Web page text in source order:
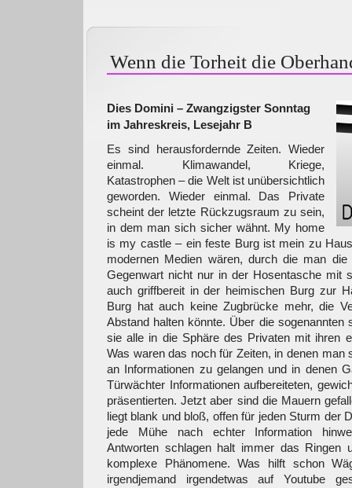
Wenn die Torheit die
Dies Domini – Zwangzigster Sonntag
im Jahreskreis, Lesejahr B
Es sind herausfordernde Zeiten. Wieder
einmal. Klimawandel, Kriege,
Katastrophen – die Welt ist unübersichtlich
geworden. Wieder einmal. Das Private
scheint der letzte Rückzugsraum zu sein,
in dem man sich sicher wähnt. My home
is my castle – ein feste Burg ist mein zu
modernen Medien wären, durch die man die
Gegenwart nicht nur in der Hosentasche mit
auch griffbereit in der heimischen Burg zur
Burg hat auch keine Zugbrücke mehr, die
Abstand halten könnte. Über die sogenannten
sie alle in die Sphäre des Privaten mit ihren
Was waren das noch für Zeiten, in denen man
an Informationen zu gelangen und in denen
Türwächter Informationen aufbereiteten,
präsentierten. Jetzt aber sind die Mauern
liegt blank und bloß, offen für jeden Sturm der
jede Mühe nach echter Information
Antworten schlagen halt immer das Ringen
komplexe Phänomene. Was hilft schon
irgendjemand irgendetwas auf Youtube